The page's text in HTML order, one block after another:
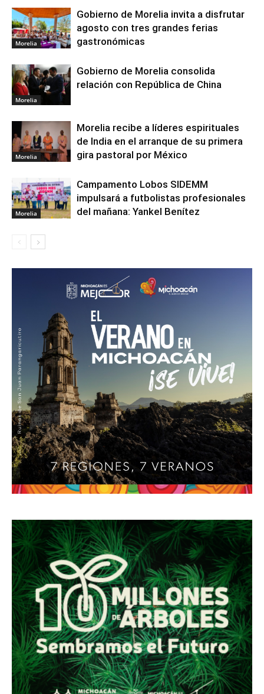
Morelia
Gobierno de Morelia invita a disfrutar
agosto con tres grandes ferias
gastronómicas
Morelia
Gobierno de Morelia consolida
relación con República de China
Morelia
Morelia recibe a líderes espirituales
de India en el arranque de su primera
gira pastoral por México
Morelia
Campamento Lobos SIDEMM
impulsará a futbolistas profesionales
del mañana: Yankel Benítez